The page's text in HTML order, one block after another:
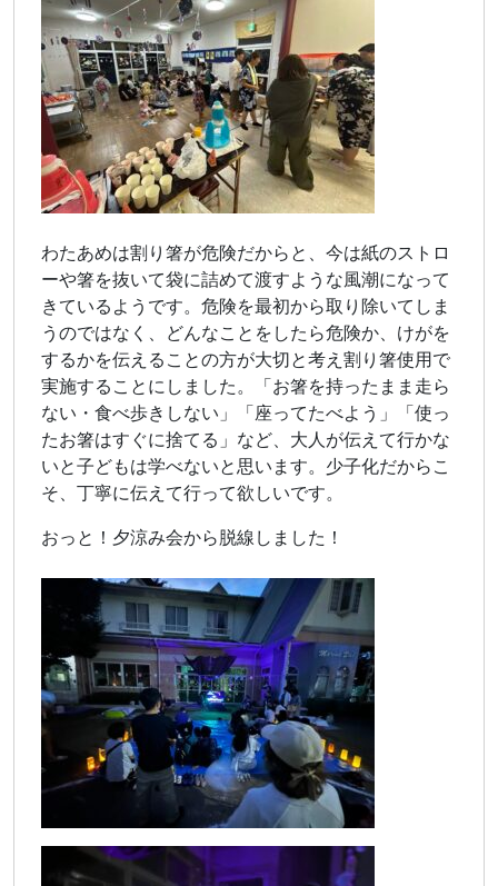
わたあめは割り箸が危険だからと、今は紙のストロ
ーや箸を抜いて袋に詰めて渡すような風潮になって
きているようです。危険を最初から取り除いてしま
うのではなく、どんなことをしたら危険か、けがを
するかを伝えることの方が大切と考え割り箸使用で
実施することにしました。「お箸を持ったまま走ら
ない・食べ歩きしない」「座ってたべよう」「使っ
たお箸はすぐに捨てる」など、大人が伝えて行かな
いと子どもは学べないと思います。少子化だからこ
そ、丁寧に伝えて行って欲しいです。
おっと！夕涼み会から脱線しました！